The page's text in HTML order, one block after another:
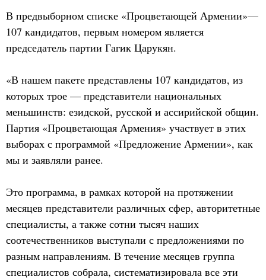
В предвыборном списке «Процветающей Армении»—
107 кандидатов, первым номером является
председатель партии Гагик Царукян.
«В нашем пакете представлены 107 кандидатов, из
которых трое — представители национальных
меньшинств: езидской, русской и ассирийской общин.
Партия «Процветающая Армения» участвует в этих
выборах с программой «Предложение Армении», как
мы и заявляли ранее.
Это программа, в рамках которой на протяжении
месяцев представители различных сфер, авторитетные
специалисты, а также сотни тысяч наших
соотечественников выступали с предложениями по
разным направлениям. В течение месяцев группа
специалистов собрала, систематизировала все эти